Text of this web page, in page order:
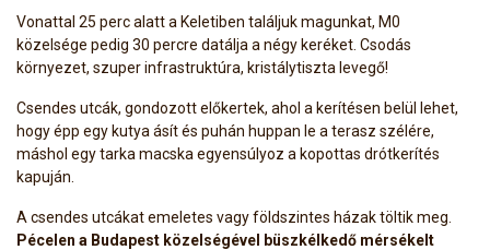
Vonattal 25 perc alatt a Keletiben találjuk magunkat, M0
közelsége pedig 30 percre datálja a négy keréket. Csodás
környezet, szuper infrastruktúra, kristálytiszta levegő!
Csendes utcák, gondozott előkertek, ahol a kerítésen belül lehet,
hogy épp egy kutya ásít és puhán huppan le a terasz szélére,
máshol egy tarka macska egyensúlyoz a kopottas drótkerítés
kapuján.
A csendes utcákat emeletes vagy földszintes házak töltik meg.
Pécelen a Budapest közelségével büszkélkedő mérsékelt